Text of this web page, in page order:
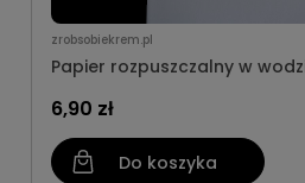
zrobsobiekrem.pl
Papier rozpuszczalny w
6,90 zł
Do koszyka